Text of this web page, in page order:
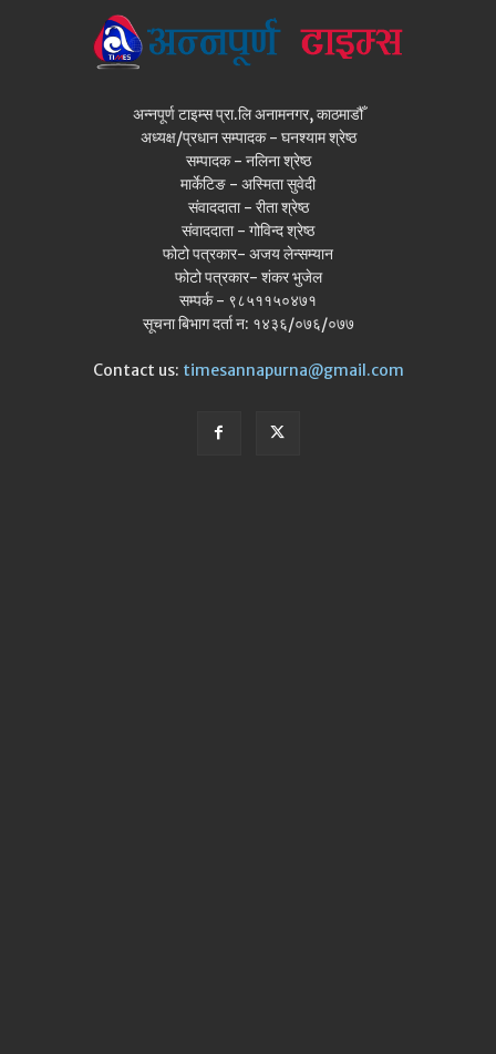
अन्नपूर्ण टाइम्स प्रा.लि अनामनगर, काठमाडौँ
अध्यक्ष/प्रधान सम्पादक - घनश्याम श्रेष्ठ
सम्पादक - नलिना श्रेष्ठ
मार्केटिङ - अस्मिता सुवेदी
संवाददाता - रीता श्रेष्ठ
संवाददाता - गोविन्द श्रेष्ठ
फोटो पत्रकार- अजय लेन्सम्यान
फोटो पत्रकार- शंकर भुजेल
सम्पर्क - ९८५११५०४७१
सूचना बिभाग दर्ता न: १४३६/०७६/०७७
Contact us: timesannapurna@gmail.com